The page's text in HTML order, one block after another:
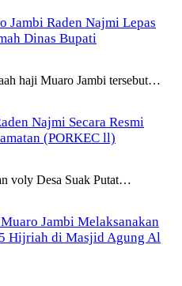
Jambi Raden Najmi Lepas
Dinas Bupati
haji Muaro Jambi tersebut…
Najmi Secara Resmi
(PORKEC ll)
voly Desa Suak Putat…
Jambi Melaksanakan
Hijriah di Masjid Agung Al